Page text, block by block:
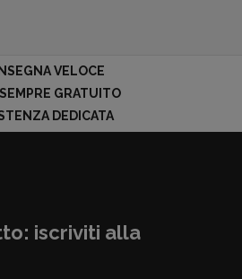
VELOCE
GRATUITO
DEDICATA
iscriviti alla